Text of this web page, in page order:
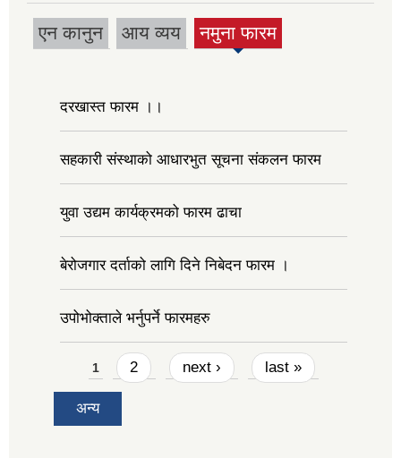
एन कानुन आय व्यय नमुना फारम
(active
दरखास्त फारम ।।
सहकारी संस्थाको आधारभुत सूचना संकलन फारम
युवा उद्यम कार्यक्रमको फारम ढाचा
बेरोजगार दर्ताको लागि दिने निबेदन फारम ।
उपोभोक्ताले भर्नुपर्ने फारमहरु
Pages
1 2 next › last »
अन्य